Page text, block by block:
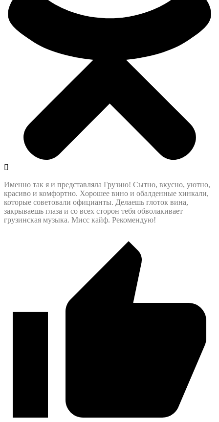
Именно так я и представляла Грузию! Сытно, вкусно, уютно,
красиво и комфортно. Хорошее вино и обалденные хинкали,
которые советовали официанты. Делаешь глоток вина,
закрываешь глаза и со всех сторон тебя обволакивает
грузинская музыка. Мисс кайф. Рекомендую!